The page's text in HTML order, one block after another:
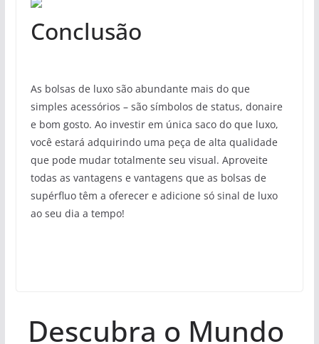
Conclusão
As bolsas de luxo são abundante mais do que
simples acessórios – são símbolos de status, donaire
e bom gosto. Ao investir em única saco do que luxo,
você estará adquirindo uma peça de alta qualidade
que pode mudar totalmente seu visual. Aproveite
todas as vantagens e vantagens que as bolsas de
supérfluo têm a oferecer e adicione só sinal de luxo
ao seu dia a tempo!
Descubra o Mundo